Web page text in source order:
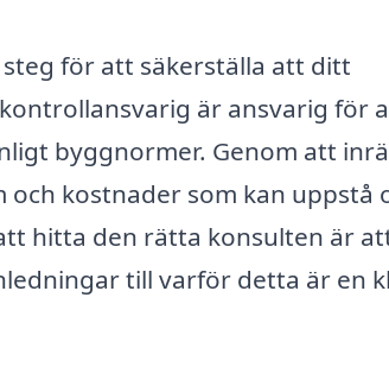
för att säkerställa att ditt
är ansvarig för
byggnormer. Genom att
kostnader som kan uppstå
hitta den rätta konsulten är
till varför detta är en